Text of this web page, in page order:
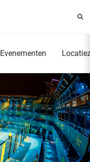
Evenementen